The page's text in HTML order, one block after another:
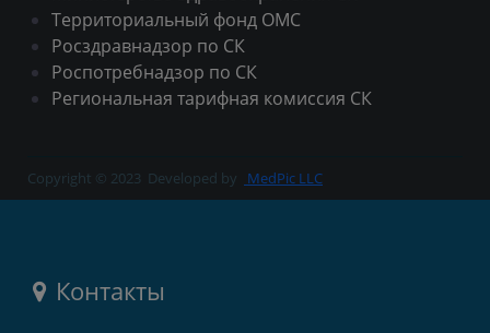
Территориальный фонд ОМС
Росздравнадзор по СК
Роспотребнадзор по СК
Региональная тарифная комиссия СК
Copyright © 2023 Developed by MedPic LLC
Контакты